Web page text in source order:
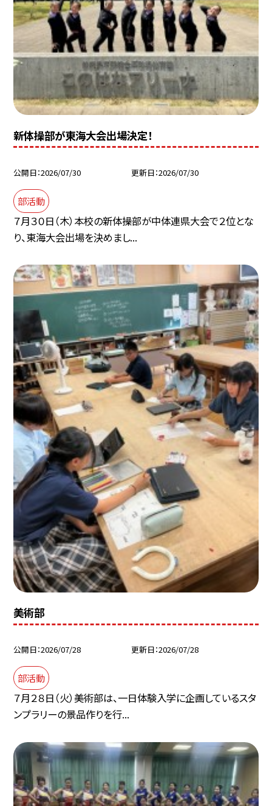
新体操部が東海大会出場決定！
公開日 2026/07/30 更新日 2026/07/30
部活動
７月３０日（木）本校の新体操部が中体連県大会で２位とな
り、東海大会出場を決めまし...
美術部
公開日 2026/07/28 更新日 2026/07/28
部活動
７月２８日（火）美術部は、一日体験入学に企画しているスタ
ンプラリーの景品作りを行...